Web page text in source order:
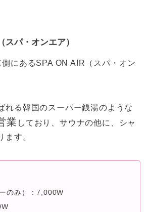
スパ・オンエア）
にあるSPA ON AIR（スパ・オン
れる韓国のスーパー銭湯のような
業 しており、サウナの他に、シャ
ます。
のみ）：7,000W